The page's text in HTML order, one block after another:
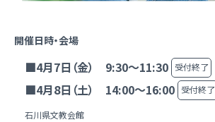
開催日時・会場
■4月7日（金） 9:30～11:30 受付終了
■4月8日（土） 14:00～16:00 受付終了
石川県文教会館